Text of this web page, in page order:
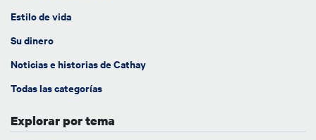
Estilo de vida
Su dinero
Noticias e historias de Cathay
Todas las categorías
Explorar por tema